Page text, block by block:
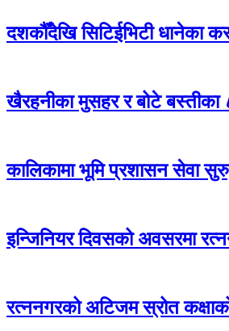
दशकौँदेखि सिटिईभिटी धानेका
खैरहनीका मुसहर र बोटे बस्तीका
कालिकामा भूमि प्रशासन सेवा
इन्जिनियर दिवसको अवसरमा
रत्ननगरको अटिजम स्रोत